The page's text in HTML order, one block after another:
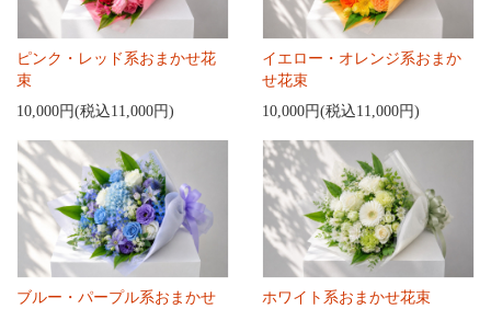
ピンク・レッド系おまかせ花
束
10,000円(税込11,000円)
イエロー・オレンジ系おまか
せ花束
10,000円(税込11,000円)
ブルー・パープル系おまかせ
ホワイト系おまかせ花束